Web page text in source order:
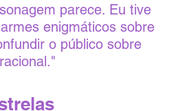
parece. Eu tive
enigmáticos sobre
o público sobre